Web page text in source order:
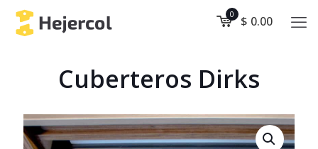
0 $ 0.00
Cuberteros Dirks